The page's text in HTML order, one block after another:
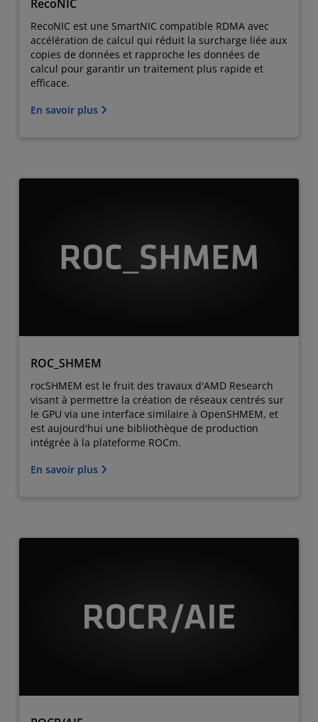
RecoNIC
RecoNIC est une SmartNIC compatible RDMA avec
accélération de calcul qui réduit la surcharge liée aux
copies de données et rapproche les données de
calcul pour garantir un traitement plus rapide et
efficace.
En savoir plus
ROC_SHMEM
rocSHMEM est le fruit des travaux d'AMD Research
visant à permettre la création de réseaux centrés sur
le GPU via une interface similaire à OpenSHMEM, et
est aujourd'hui une bibliothèque de production
intégrée à la plateforme ROCm.
En savoir plus